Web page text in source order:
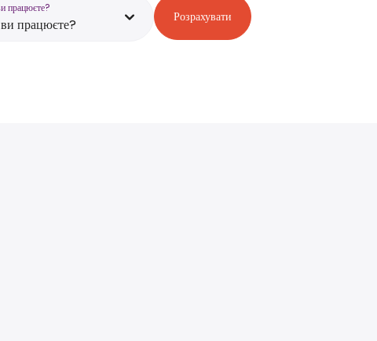
працюєте?
працюєте? Розрахувати